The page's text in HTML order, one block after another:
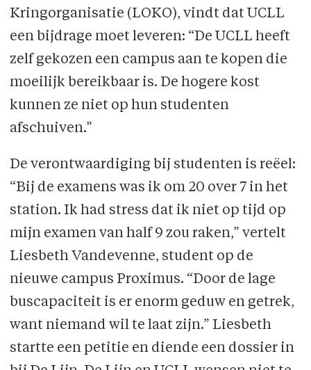
Kringorganisatie (LOKO), vindt dat UCLL
een bijdrage moet leveren: “De UCLL heeft
zelf gekozen een campus aan te kopen die
moeilijk bereikbaar is. De hogere kost
kunnen ze niet op hun studenten
afschuiven.”
De verontwaardiging bij studenten is reëel:
“Bij de examens was ik om 20 over 7 in het
station. Ik had stress dat ik niet op tijd op
mijn examen van half 9 zou raken,” vertelt
Liesbeth Vandevenne, student op de
nieuwe campus Proximus. “Door de lage
buscapaciteit is er enorm geduw en getrek,
want niemand wil te laat zijn.” Liesbeth
startte een petitie en diende een dossier in